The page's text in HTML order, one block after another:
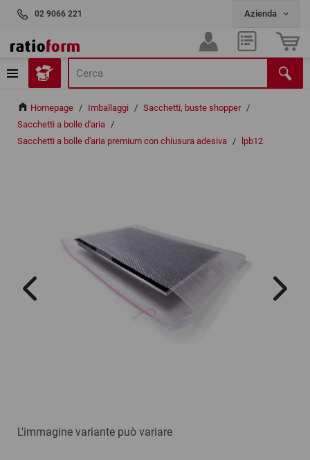
02 9066 221
Homepage / Imballaggi / Sacchetti, buste shopper /
Sacchetti a bolle d'aria /
Sacchetti a bolle d'aria premium con chiusura adesiva / lpb12
L'immagine variante può variare